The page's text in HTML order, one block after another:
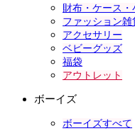
財布・ケース・
ファッション雑
アクセサリー
ベビーグッズ
福袋
アウトレット
ボーイズ
ボーイズすべて